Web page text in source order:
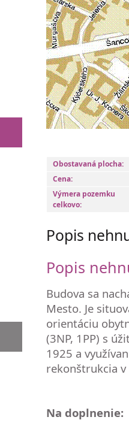
Obostavaná plocha:
Cena:
Výmera pozemku
celkovo:
Popis
Popis
Budova sa
Mesto. Je
orientáciu
(3NP, 1PP) s
1925 a
rekonštrukcia v
Na doplnenie: